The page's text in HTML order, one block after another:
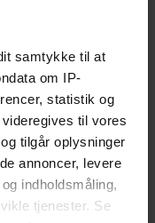
samtykke til at
om IP-
statistik og
til vores
tilgår oplysninger
annoncer, levere
indholdsmåling,
tjenester. Se
tilbuds- og
leder efter en
erfaring inden
kan hjælpe dig